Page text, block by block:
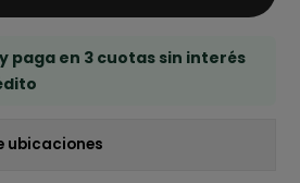
paga en 3 cuotas sin interés
ubicaciones